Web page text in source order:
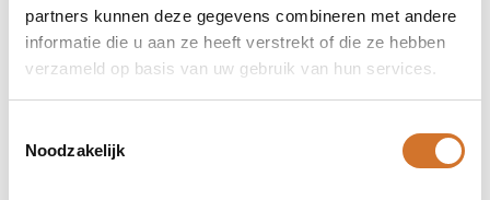
partners kunnen deze gegevens combineren met andere
informatie die u aan ze heeft verstrekt of die ze hebben
verzameld op basis van uw gebruik van hun services.
Noodzakelijk
zekeringen
zekeringen
Producten 19 producten gevonden.